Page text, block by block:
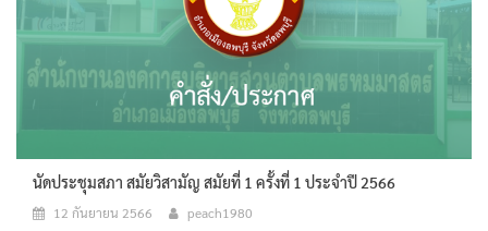
นัดประชุมสภา สมัยวิสามัญ สมัยที่ 1 ครั้งที่ 1 ประจำปี 2566
12 กันยายน 2566 peach1980